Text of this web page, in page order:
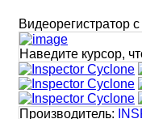
Видеорегистратор
Наведите курсор,
Производитель: